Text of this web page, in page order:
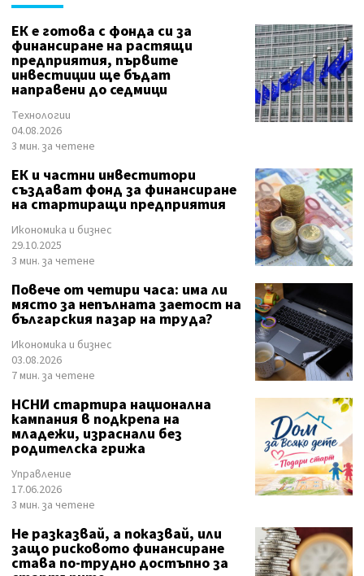
ЕК е готова с фонда си за
финансиране на растящи
предприятия, първите
инвестиции ще бъдат
направени до седмици
Технологии
04.08.2026
3 мин. за четене
ЕК и частни инвеститори
създават фонд за финансиране
на стартиращи предприятия
Икономика и бизнес
29.10.2025
3 мин. за четене
Повече от четири часа: има ли
място за непълната заетост на
българския пазар на труда?
Икономика и бизнес
03.08.2026
7 мин. за четене
НСНИ стартира национална
кампания в подкрепа на
младежи, израснали без
родителска грижа
Управление
17.06.2026
3 мин. за четене
Не разказвай, а показвай, или
защо рисковото финансиране
става по-трудно достъпно за